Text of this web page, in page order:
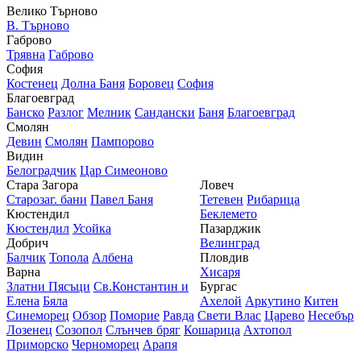
Велико Търново
В. Търново
Габрово
Трявна Габрово
София
Костенец Долна Баня Боровец София
Благоевград
Банско Разлог Мелник Сандански Баня Благоевград
Смолян
Девин Смолян Пампорово
Видин
Белоградчик Цар Симеоново
Стара Загора
Старозаг. бани Павел Баня
Кюстендил
Кюстендил Усойка
Добрич
Балчик Топола Албена
Варна
Златни Пясъци Св.Константин и
Елена Бяла
Ловеч
Тетевен Рибарица
Беклемето
Пазарджик
Велинград
Пловдив
Хисаря
Бургас
Ахелой Аркутино Китен
Синеморец Обзор Поморие Равда Свети Влас Царево Несебър
Лозенец Созопол Слънчев бряг Кошарица Ахтопол
Приморско Черноморец Арапя